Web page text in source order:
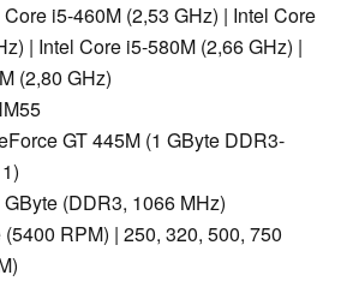
i5-460M (2,53 GHz) | Intel Core
| Intel Core i5-580M (2,66 GHz) |
(2,80 GHz)
GT 445M (1 GByte DDR3-
(DDR3, 1066 MHz)
RPM) | 250, 320, 500, 750